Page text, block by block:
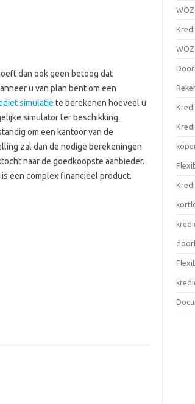
dan ook geen betoog dat
u van plan bent om een
simulatie te berekenen hoeveel u
simulator ter beschikking.
om een kantoor van de
zal dan de nodige berekeningen
naar de goedkoopste aanbieder.
een complex financieel product.